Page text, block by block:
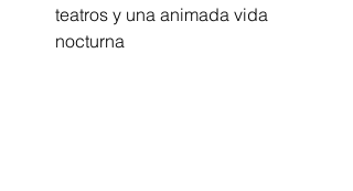
teatros y una animada vida
nocturna